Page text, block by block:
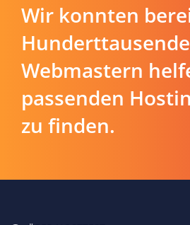
Wir konnten
Webmastern
passenden
zu finden.